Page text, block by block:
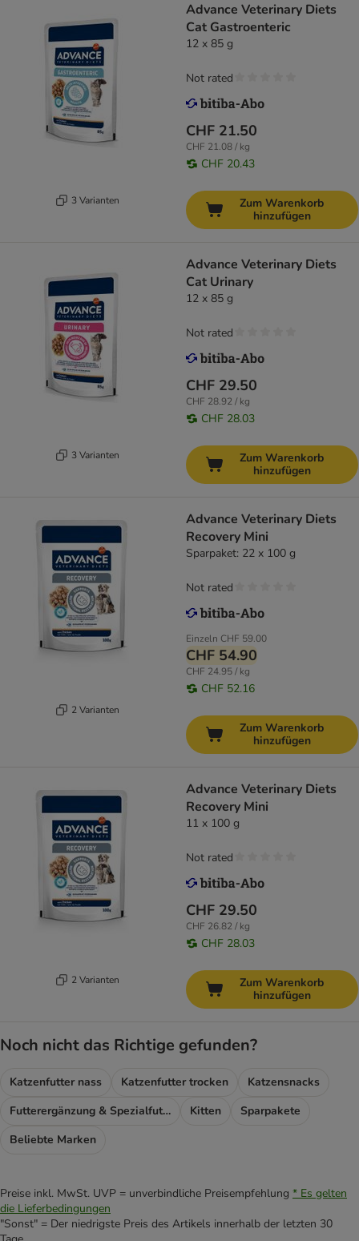
3 Varianten
Advance Veterinary Diets
Cat Gastroenteric
12 x 85 g
CHF 21.50
CHF 21.08 / kg
CHF 20.43
Not rated
Zum Warenkorb
hinzufügen
3 Varianten
Advance Veterinary Diets
Cat Urinary
12 x 85 g
CHF 29.50
CHF 28.92 / kg
CHF 28.03
Not rated
Zum Warenkorb
hinzufügen
2 Varianten
Advance Veterinary Diets
Recovery Mini
Sparpaket: 22 x 100 g
Einzeln CHF 59.00
CHF 54.90
CHF 24.95 / kg
CHF 52.16
Not rated
Zum Warenkorb
hinzufügen
2 Varianten
Advance Veterinary Diets
Recovery Mini
11 x 100 g
CHF 29.50
CHF 26.82 / kg
CHF 28.03
Not rated
Zum Warenkorb
hinzufügen
Noch nicht das Richtige gefunden?
Katzenfutter nass Katzenfutter trocken
Katzensnacks
Futterergänzung & Spezialfutter
Kitten
Sparpakete
Beliebte Marken
Preise inkl. MwSt. UVP = unverbindliche Preisempfehlung * Es gelten
die Lieferbedingungen
"Sonst" = Der niedrigste Preis des Artikels innerhalb der letzten 30